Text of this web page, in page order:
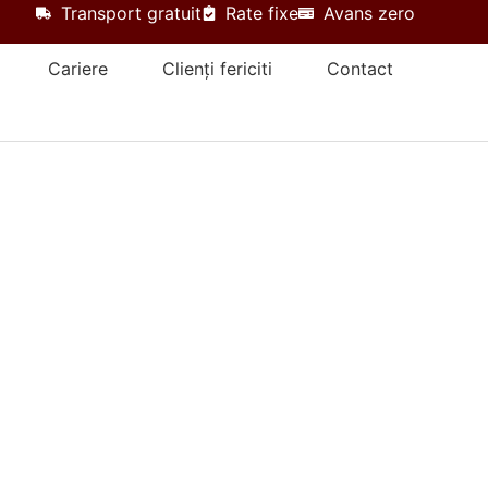
Transport gratuit Rate fixe Avans zero
Cariere Clienți fericiti Contact